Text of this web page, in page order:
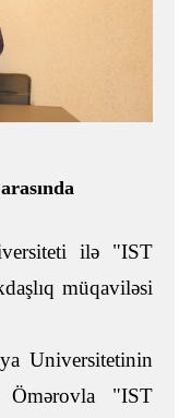
ilə "IST
müqaviləsi
Universitetinin
"IST